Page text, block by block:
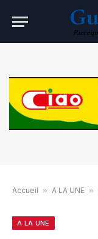
Accueil » A LA UNE »
A LA UNE